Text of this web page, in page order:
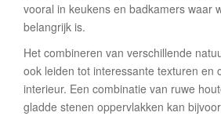
vooral in keukens en badkamers waar
belangrijk is.
Het combineren van verschillende
ook leiden tot interessante texturen en
interieur. Een combinatie van ruwe
gladde stenen oppervlakken kan